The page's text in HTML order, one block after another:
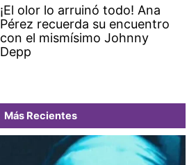
¡El olor lo arruinó todo! Ana
Pérez recuerda su encuentro
con el mismísimo Johnny
Depp
Más Recientes